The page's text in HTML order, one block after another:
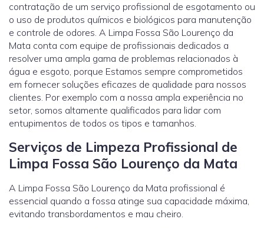
contratação de um serviço profissional de esgotamento ou
o uso de produtos químicos e biológicos para manutenção
e controle de odores. A Limpa Fossa São Lourenço da
Mata conta com equipe de profissionais dedicados a
resolver uma ampla gama de problemas relacionados à
água e esgoto, porque Estamos sempre comprometidos
em fornecer soluções eficazes de qualidade para nossos
clientes. Por exemplo com a nossa ampla experiência no
setor, somos altamente qualificados para lidar com
entupimentos de todos os tipos e tamanhos.
Serviços de Limpeza Profissional de
Limpa Fossa São Lourenço da Mata
A Limpa Fossa São Lourenço da Mata profissional é
essencial quando a fossa atinge sua capacidade máxima,
evitando transbordamentos e mau cheiro.